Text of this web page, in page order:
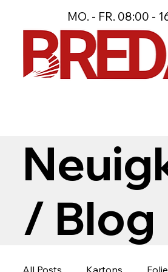
MO. - FR. 08:00 -
/ Blog
All Posts Kartons